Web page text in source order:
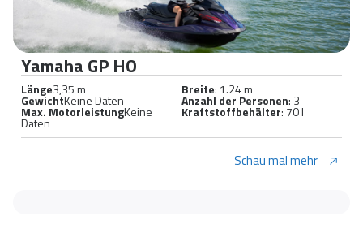
Yamaha GP HO
Länge3,35 m Breite: 1.24 m
GewichtKeine Daten Anzahl der Personen: 3
Max. MotorleistungKeine
Daten
Kraftstoffbehälter: 70 l
Schau mal mehr